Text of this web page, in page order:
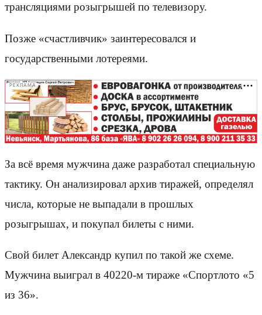
трансляциями розыгрышей по телевизору.
Позже «счастливчик» заинтересовался и
государственными лотереями.
РЕКЛАМА
За всё время мужчина даже разработал специальную
тактику. Он анализировал архив тиражей, определял
числа, которые не выпадали в прошлых
розыгрышах, и покупал билеты с ними.
Свой билет Александр купил по такой же схеме.
Мужчина выиграл в 40220-м тираже «Спортлото «5
из 36».